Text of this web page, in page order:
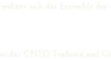
sich das Ensemble
das CNTO Tradition und